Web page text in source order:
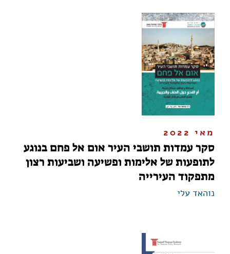
מאי 2022
סקר עמדות תושבי העיר אום אל פחם בנוגע
לתופעות של אלימות ופשיעה ושביעות רצון
מתפקוד העירייה
נוהאד עלי